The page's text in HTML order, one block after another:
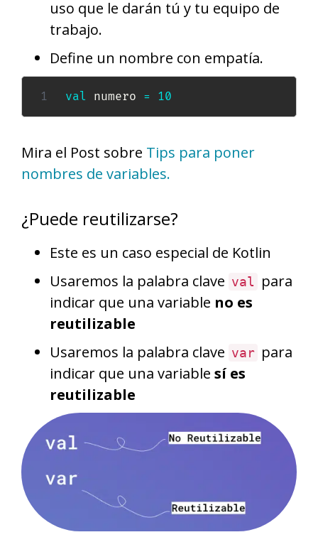
uso que le darán tú y tu equipo de
trabajo.
Define un nombre con empatía.
val numero = 10
Mira el Post sobre Tips para poner
nombres de variables.
¿Puede reutilizarse?
Este es un caso especial de Kotlin
Usaremos la palabra clave val
para
indicar que una variable no es
reutilizable
Usaremos la palabra clave var para
indicar que una variable sí es
reutilizable